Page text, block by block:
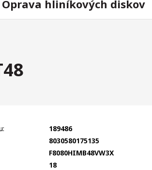
Oprava hliníkových diskov
189486
8030580175135
F8080HIMB48VW3X
18